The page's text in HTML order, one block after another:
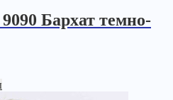
Бархат темно-